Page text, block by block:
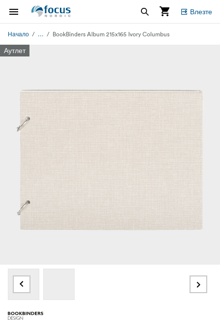
Влезте
Начало ... BookBinders Album 215x165 Ivory Columbus
Аутлет